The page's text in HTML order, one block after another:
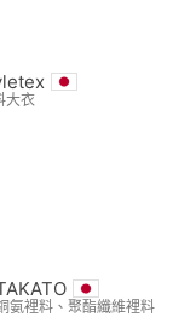
大衣
氨裡料、聚酯纖維裡料